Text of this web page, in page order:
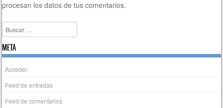
procesan los datos de tus comentarios.
Buscar
META
Acceder
Feed de entradas
Feed de comentarios